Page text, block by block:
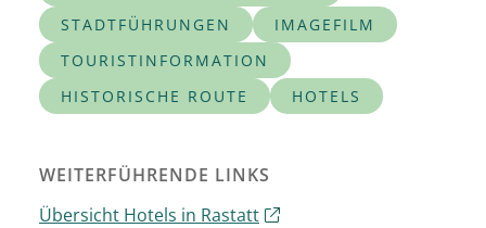
STADTFÜHRUNGEN
IMAGEFILM
TOURISTINFORMATION
HISTORISCHE ROUTE
HOTELS
WEITERFÜHRENDE LINKS
Übersicht Hotels in Rastatt